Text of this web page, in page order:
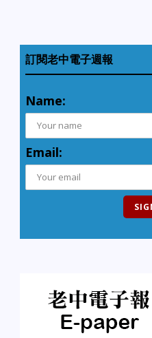
訂閱老中電子週報
Name:
Email: